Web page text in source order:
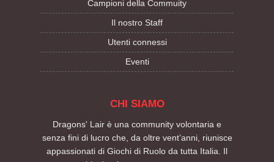
Campioni della Commuity
Il nostro Staff
Utenti connessi
Eventi
CHI SIAMO
Dragons' Lair è una community volontaria e
senza fini di lucro che, da oltre vent’anni, riunisce
appassionati di Giochi di Ruolo da tutta Italia. Il